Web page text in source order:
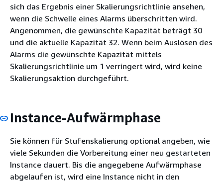
sich das Ergebnis einer Skalierungsrichtlinie ansehen,
wenn die Schwelle eines Alarms überschritten wird.
Angenommen, die gewünschte Kapazität beträgt 30
und die aktuelle Kapazität 32. Wenn beim Auslösen des
Alarms die gewünschte Kapazität mittels
Skalierungsrichtlinie um 1 verringert wird, wird keine
Skalierungsaktion durchgeführt.
Instance-Aufwärmphase
Sie können für Stufenskalierung optional angeben, wie
viele Sekunden die Vorbereitung einer neu gestarteten
Instance dauert. Bis die angegebene Aufwärmphase
abgelaufen ist, wird eine Instance nicht in den